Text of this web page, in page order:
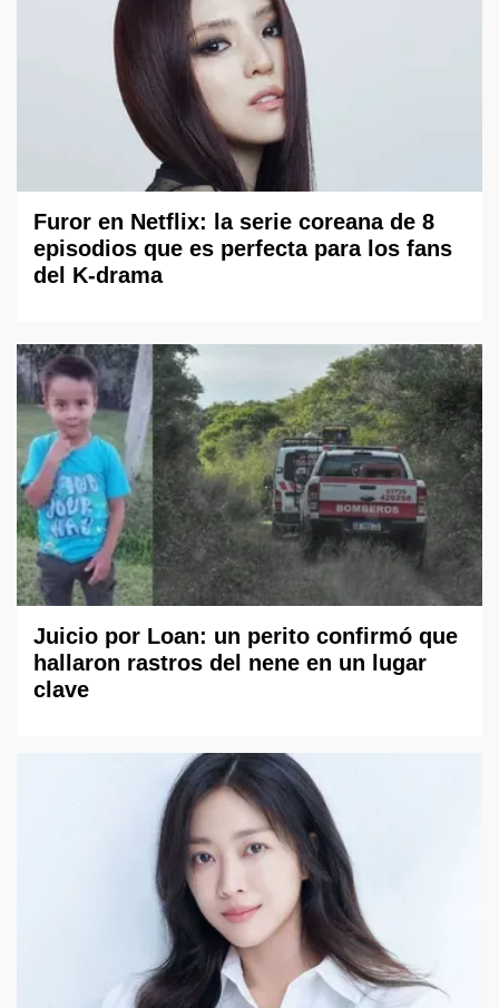
Furor en Netflix: la serie coreana de 8
episodios que es perfecta para los fans
del K-drama
Juicio por Loan: un perito confirmó que
hallaron rastros del nene en un lugar
clave